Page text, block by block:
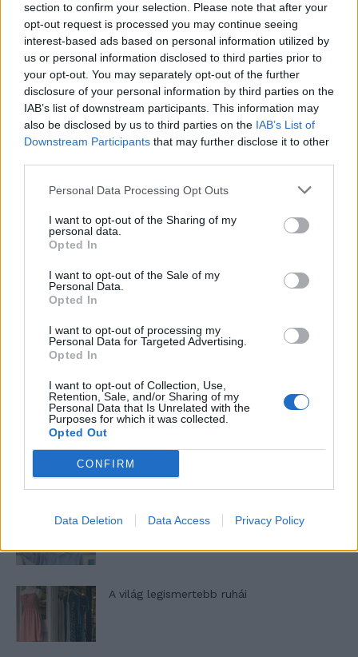
section to confirm your selection. Please note that after your
opt-out request is processed you may continue seeing
interest-based ads based on personal information utilized by
us or personal information disclosed to third parties prior to
your opt-out. You may separately opt-out of the further
disclosure of your personal information by third parties on the
IAB’s list of downstream participants. This information may
also be disclosed by us to third parties on the IAB’s List of
Downstream Participants that may further disclose it to other
Personal Data Processing Opt Outs
I want to opt-out of the Sharing of my
personal data.
Opted In
I want to opt-out of the Sale of my
Personal Data.
Opted In
I want to opt-out of processing my
Personal Data for Targeted Advertising.
Opted In
I want to opt-out of Collection, Use,
Retention, Sale, and/or Sharing of my
Personal Data that Is Unrelated with the
Purposes for which it was collected.
Opted Out
CONFIRM
Data Deletion Data Access Privacy Policy
Minka 12. rész
Minka 11. rész
Pedig szóltam… – Miért nem hiszünk a
gyűjteménye
13. rész
Woody Allen megosztó zsenialitása
A világ legismertebb ruhái